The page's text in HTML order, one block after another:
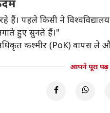
हैं। पहले किसी ने
हुए सुनते हैं।"
कश्मीर (PoK) वापस
आपने पूरा पढ़